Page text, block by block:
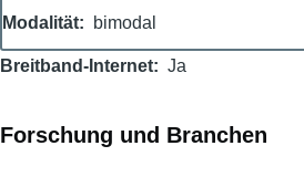
Modalität bimodal
Breitband-Internet Ja
Forschung und Branchen